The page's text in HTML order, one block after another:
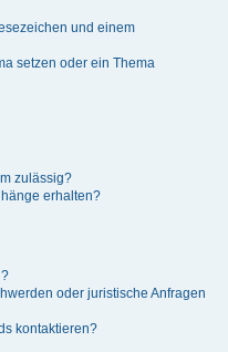
und einem
setzen oder ein Thema
zulässig?
erhalten?
oder juristische Anfragen
kontaktieren?